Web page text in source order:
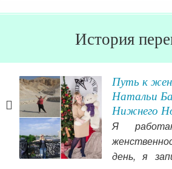
История
Путь к
Натальи
Нижнего
Я
день, я